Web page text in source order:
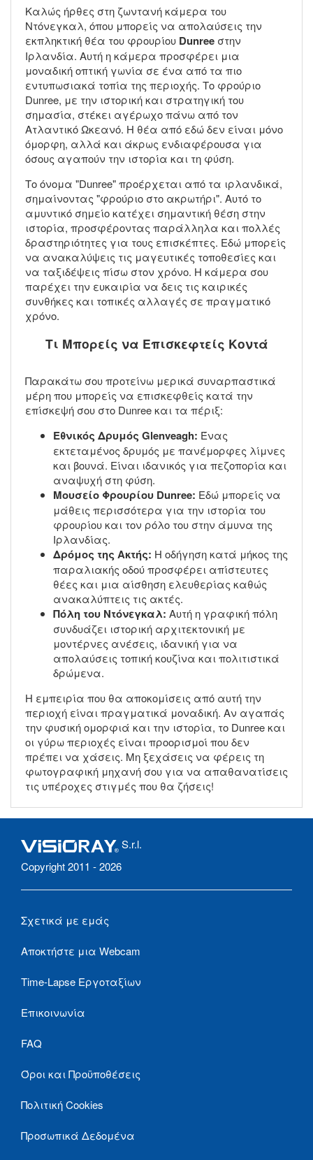
Καλώς ήρθες στη ζωντανή κάμερα του
Ντόνεγκαλ, όπου μπορείς να απολαύσεις την
εκπληκτική θέα του φρουρίου Dunree στην
Ιρλανδία. Αυτή η κάμερα προσφέρει μια
μοναδική οπτική γωνία σε ένα από τα πιο
εντυπωσιακά τοπία της περιοχής. Το φρούριο
Dunree, με την ιστορική και στρατηγική του
σημασία, στέκει αγέρωχο πάνω από τον
Ατλαντικό Ωκεανό. Η θέα από εδώ δεν είναι μόνο
όμορφη, αλλά και άκρως ενδιαφέρουσα για
όσους αγαπούν την ιστορία και τη φύση.
Το όνομα "Dunree" προέρχεται από τα ιρλανδικά,
σημαίνοντας "φρούριο στο ακρωτήρι". Αυτό το
αμυντικό σημείο κατέχει σημαντική θέση στην
ιστορία, προσφέροντας παράλληλα και πολλές
δραστηριότητες για τους επισκέπτες. Εδώ μπορείς
να ανακαλύψεις τις μαγευτικές τοποθεσίες και
να ταξιδέψεις πίσω στον χρόνο. Η κάμερα σου
παρέχει την ευκαιρία να δεις τις καιρικές
συνθήκες και τοπικές αλλαγές σε πραγματικό
χρόνο.
Τι Μπορείς να Επισκεφτείς Κοντά
Παρακάτω σου προτείνω μερικά συναρπαστικά
μέρη που μπορείς να επισκεφθείς κατά την
επίσκεψή σου στο Dunree και τα πέριξ:
Εθνικός Δρυμός Glenveagh: Ένας
εκτεταμένος δρυμός με πανέμορφες λίμνες
και βουνά. Είναι ιδανικός για πεζοπορία και
αναψυχή στη φύση.
Μουσείο Φρουρίου Dunree: Εδώ μπορείς να
μάθεις περισσότερα για την ιστορία του
φρουρίου και τον ρόλο του στην άμυνα της
Ιρλανδίας.
Δρόμος της Ακτής: Η οδήγηση κατά μήκος της
παραλιακής οδού προσφέρει απίστευτες
θέες και μια αίσθηση ελευθερίας καθώς
ανακαλύπτεις τις ακτές.
Πόλη του Ντόνεγκαλ: Αυτή η γραφική πόλη
συνδυάζει ιστορική αρχιτεκτονική με
μοντέρνες ανέσεις, ιδανική για να
απολαύσεις τοπική κουζίνα και πολιτιστικά
δρώμενα.
Η εμπειρία που θα αποκομίσεις από αυτή την
περιοχή είναι πραγματικά μοναδική. Αν αγαπάς
την φυσική ομορφιά και την ιστορία, το Dunree και
οι γύρω περιοχές είναι προορισμοί που δεν
πρέπει να χάσεις. Μη ξεχάσεις να φέρεις τη
φωτογραφική μηχανή σου για να απαθανατίσεις
τις υπέροχες στιγμές που θα ζήσεις!
S.r.l.
Copyright 2011 - 2026
Σχετικά με εμάς
Αποκτήστε μια Webcam
Time-Lapse Εργοταξίων
Επικοινωνία
FAQ
Όροι και Προϋποθέσεις
Πολιτική Cookies
Προσωπικά Δεδομένα